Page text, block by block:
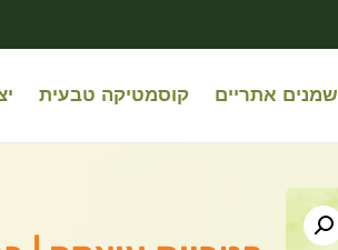
שמנים אתריים קוסמטיקה טבעית